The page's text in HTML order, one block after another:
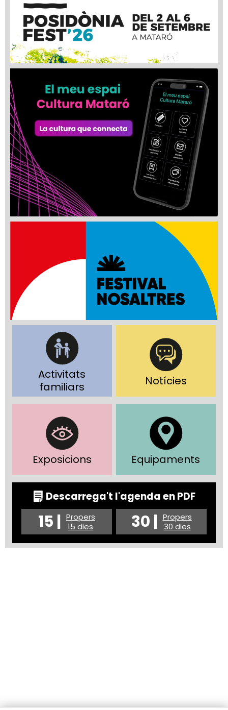
Activitats
familiars
Notícies
Exposicions Equipaments
Descarrega't l'agenda en PDF
15 | Propers
15 dies
30 | Propers
30 dies